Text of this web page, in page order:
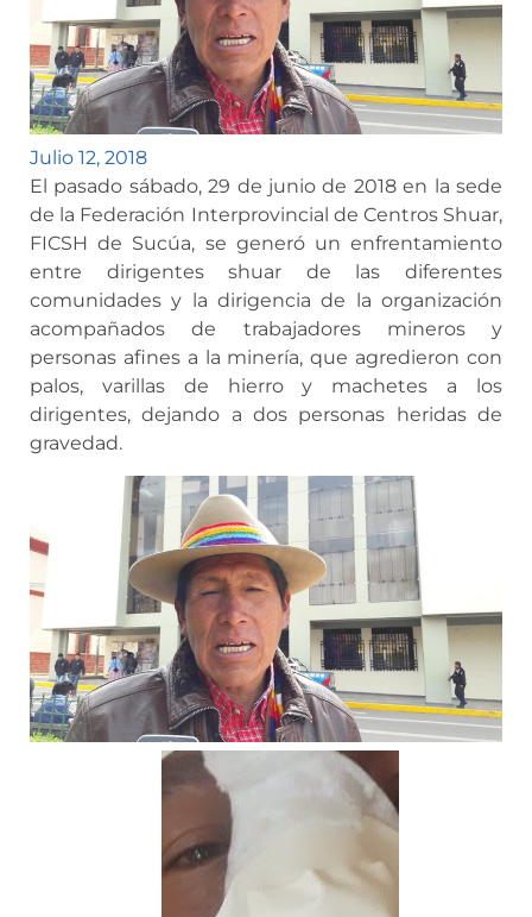
Julio 12, 2018
El pasado sábado, 29 de junio de 2018 en la sede
de la Federación Interprovincial de Centros Shuar,
FICSH de Sucúa, se generó un enfrentamiento
entre dirigentes shuar de las diferentes
comunidades y la dirigencia de la organización
acompañados de trabajadores mineros y
personas afines a la minería, que agredieron con
palos, varillas de hierro y machetes a los
dirigentes, dejando a dos personas heridas de
gravedad.